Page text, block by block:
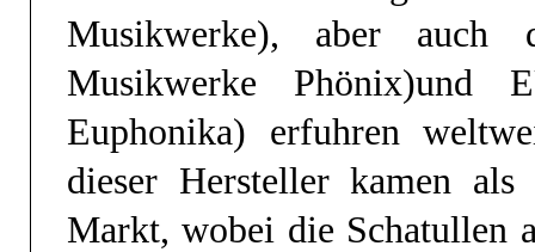
Musikwerke), aber auch
Musikwerke Phönix)und
Euphonika) erfuhren
dieser Hersteller kamen
Markt, wobei die Schatullen